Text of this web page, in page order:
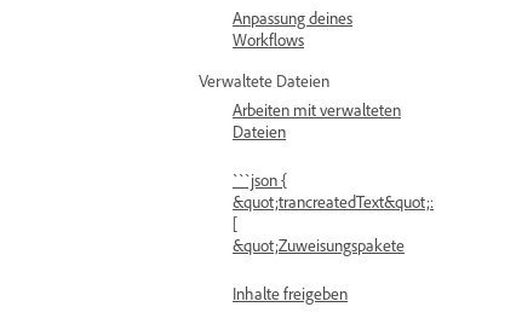
Anpassung deines
Workflows
Verwaltete Dateien
Arbeiten mit verwalteten
Dateien
```json {
&quot;trancreatedText&quot;:
[
&quot;Zuweisungspakete
Inhalte freigeben